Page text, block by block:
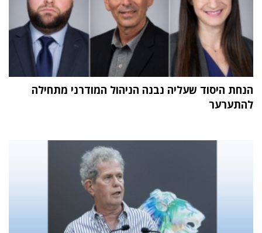
הנחת היסוד שעליה נבנה הניהול המודרני מתחילה
להתערער